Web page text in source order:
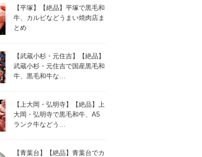
【平塚】【絶品】平塚で黒毛和
牛、カルビなどうまい焼肉店ま
とめ
【武蔵小杉・元住吉】【絶品】
武蔵小杉・元住吉で国産黒毛和
牛、黒毛和牛な…
【上大岡・弘明寺】【絶品】上
大岡・弘明寺で黒毛和牛、A5
ランク牛などう…
【青葉台】【絶品】青葉台でカ